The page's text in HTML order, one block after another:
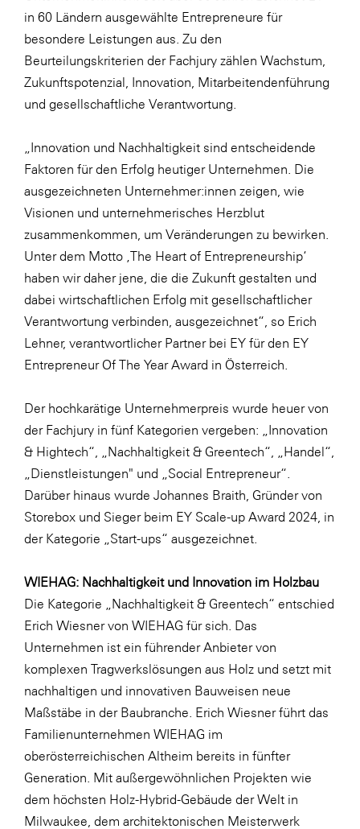
OMV
OptimaMed
PAGRO
Primark
sebamed
SeneCura
SKINUANCE®
Somfy
STIHL Tirol
Trend Micro
TAG GmbH
VALETTA
Verband Druck Medien Österreich
WKS Fachgruppe Fahrzeughandel und
Fahrzeugtechnik
WKS Fachgruppe Finanzdienstleister
WK UBIT
Zühlke
Media
in 60 Ländern ausgewählte Entrepreneure für
besondere Leistungen aus. Zu den
Beurteilungskriterien der Fachjury zählen Wachstum,
Zukunftspotenzial, Innovation, Mitarbeitendenführung
und gesellschaftliche Verantwortung.
„Innovation und Nachhaltigkeit sind entscheidende
Faktoren für den Erfolg heutiger Unternehmen. Die
ausgezeichneten Unternehmer:innen zeigen, wie
Visionen und unternehmerisches Herzblut
zusammenkommen, um Veränderungen zu bewirken.
Unter dem Motto ‚The Heart of Entrepreneurship‘
haben wir daher jene, die die Zukunft gestalten und
dabei wirtschaftlichen Erfolg mit gesellschaftlicher
Verantwortung verbinden, ausgezeichnet“, so Erich
Lehner, verantwortlicher Partner bei EY für den EY
Entrepreneur Of The Year Award in Österreich.
Der hochkarätige Unternehmerpreis wurde heuer von
der Fachjury in fünf Kategorien vergeben: „Innovation
& Hightech“, „Nachhaltigkeit & Greentech“, „Handel“,
„Dienstleistungen" und „Social Entrepreneur“.
Darüber hinaus wurde Johannes Braith, Gründer von
Storebox und Sieger beim EY Scale-up Award 2024, in
der Kategorie „Start-ups“ ausgezeichnet.
WIEHAG: Nachhaltigkeit und Innovation im Holzbau
Die Kategorie „Nachhaltigkeit & Greentech“ entschied
Erich Wiesner von WIEHAG für sich. Das
Unternehmen ist ein führender Anbieter von
komplexen Tragwerkslösungen aus Holz und setzt mit
nachhaltigen und innovativen Bauweisen neue
Maßstäbe in der Baubranche. Erich Wiesner führt das
Familienunternehmen WIEHAG im
oberösterreichischen Altheim bereits in fünfter
Generation. Mit außergewöhnlichen Projekten wie
dem höchsten Holz-Hybrid-Gebäude der Welt in
Milwaukee, dem architektonischen Meisterwerk